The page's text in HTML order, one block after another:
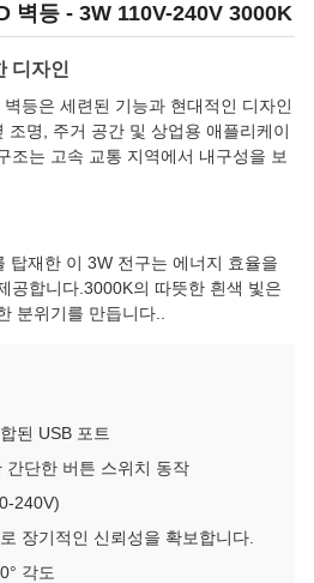
벽등 - 3W 110V-240V 3000K
디자인
등은 세련된 기능과 현대적인 디자인
조명, 주거 공간 및 상업용 애플리케이
조는 고속 교통 지역에서 내구성을 보
탑재한 이 3W 전구는 에너지 효율을
공합니다.3000K의 따뜻한 흰색 빛은
분위기를 만듭니다..
된 USB 포트
간단한 버튼 스위치 동작
240V)
장기적인 신뢰성을 확보합니다.
각도